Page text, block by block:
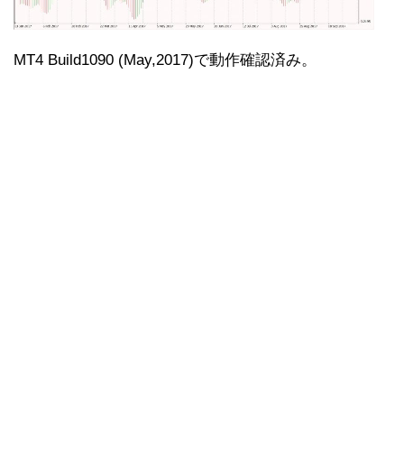
MT4 Build1090 (May,2017)で動作確認済み。